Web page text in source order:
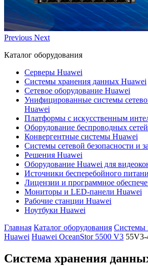
Previous Next
Каталог оборудования
Серверы Huawei
Системы хранения данных Huawei
Сетевое оборудование Huawei
Унифицированные системы
Huawei
Платформы с искусственным
Оборудование беспроводных
Конвергентные системы Huawei
Системы сетевой безопасности и
Решения Huawei
Оборудование Huawei для
Источники бесперебойного
Лицензии и программное
Мониторы и LED-панели Huawei
Рабочие станции Huawei
Ноутбуки Huawei
Главная Каталог оборудования Системы
Huawei Huawei OceanStor 5500 V3
Система хранения